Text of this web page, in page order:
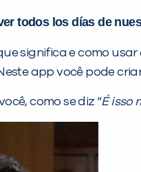
todos los días de
significa e como usar
app você pode
como se diz “É isso